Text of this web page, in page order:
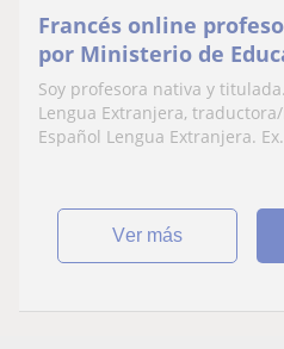
Francés online
por Ministerio de
Soy profesora nativa y
Lengua Extranjera,
Español Lengua Extranjera.
ver más